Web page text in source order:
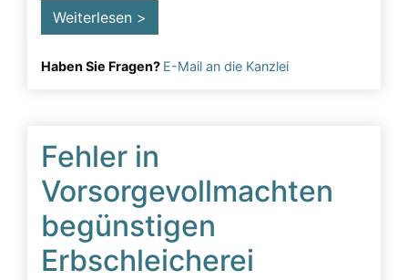
Weiterlesen >
Haben Sie Fragen? E-Mail an die Kanzlei
Fehler in
Vorsorgevollmachten
begünstigen
Erbschleicherei